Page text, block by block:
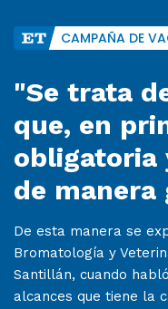
CAMPAÑA DE
"Se trata
que, en
obligatoria
de
De esta manera se
Bromatología y
Santillán, cuando
alcances que tiene la